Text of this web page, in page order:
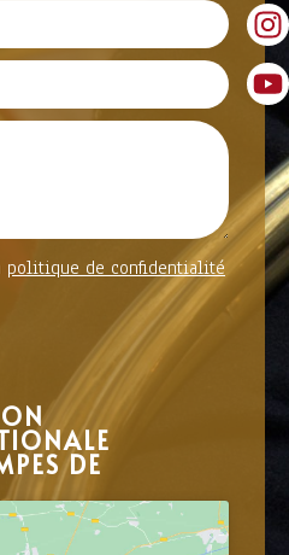
politique de confidentialité
DE